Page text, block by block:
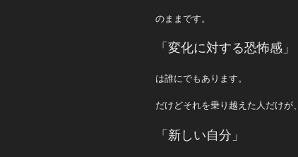
のままです。
「変化に対する恐怖感」
は誰にでもあります。
だけどそれを乗り越えた人だけが、
「新しい自分」